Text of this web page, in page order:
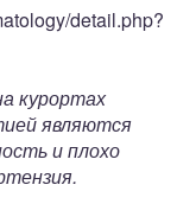
detail.php?
курортах
являются
и плохо